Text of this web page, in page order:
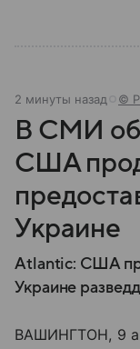
2 минуты назад ©
В СМИ
США
Украине
Atlantic: США
Украине
ВАШИНГТОН, 9